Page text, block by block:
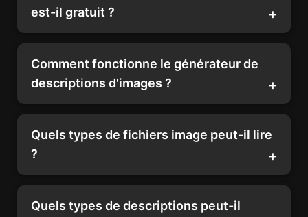
est-il gratuit ?
Comment fonctionne le générateur de
descriptions d'images ?
Quels types de fichiers image peut-il lire
?
Quels types de descriptions peut-il